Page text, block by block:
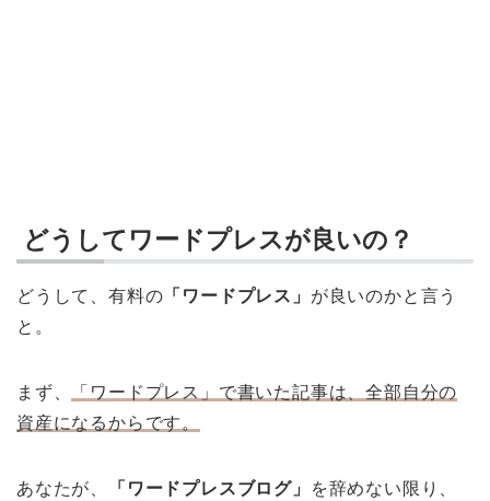
どうしてワードプレスが良いの？
どうして、有料の 「ワードプレス」 が良いのかと言う
と。
まず、
「ワードプレス」で書いた記事は、全部自分の
資産になるからです。
あなたが、 「ワードプレスブログ」
を辞めない限り、